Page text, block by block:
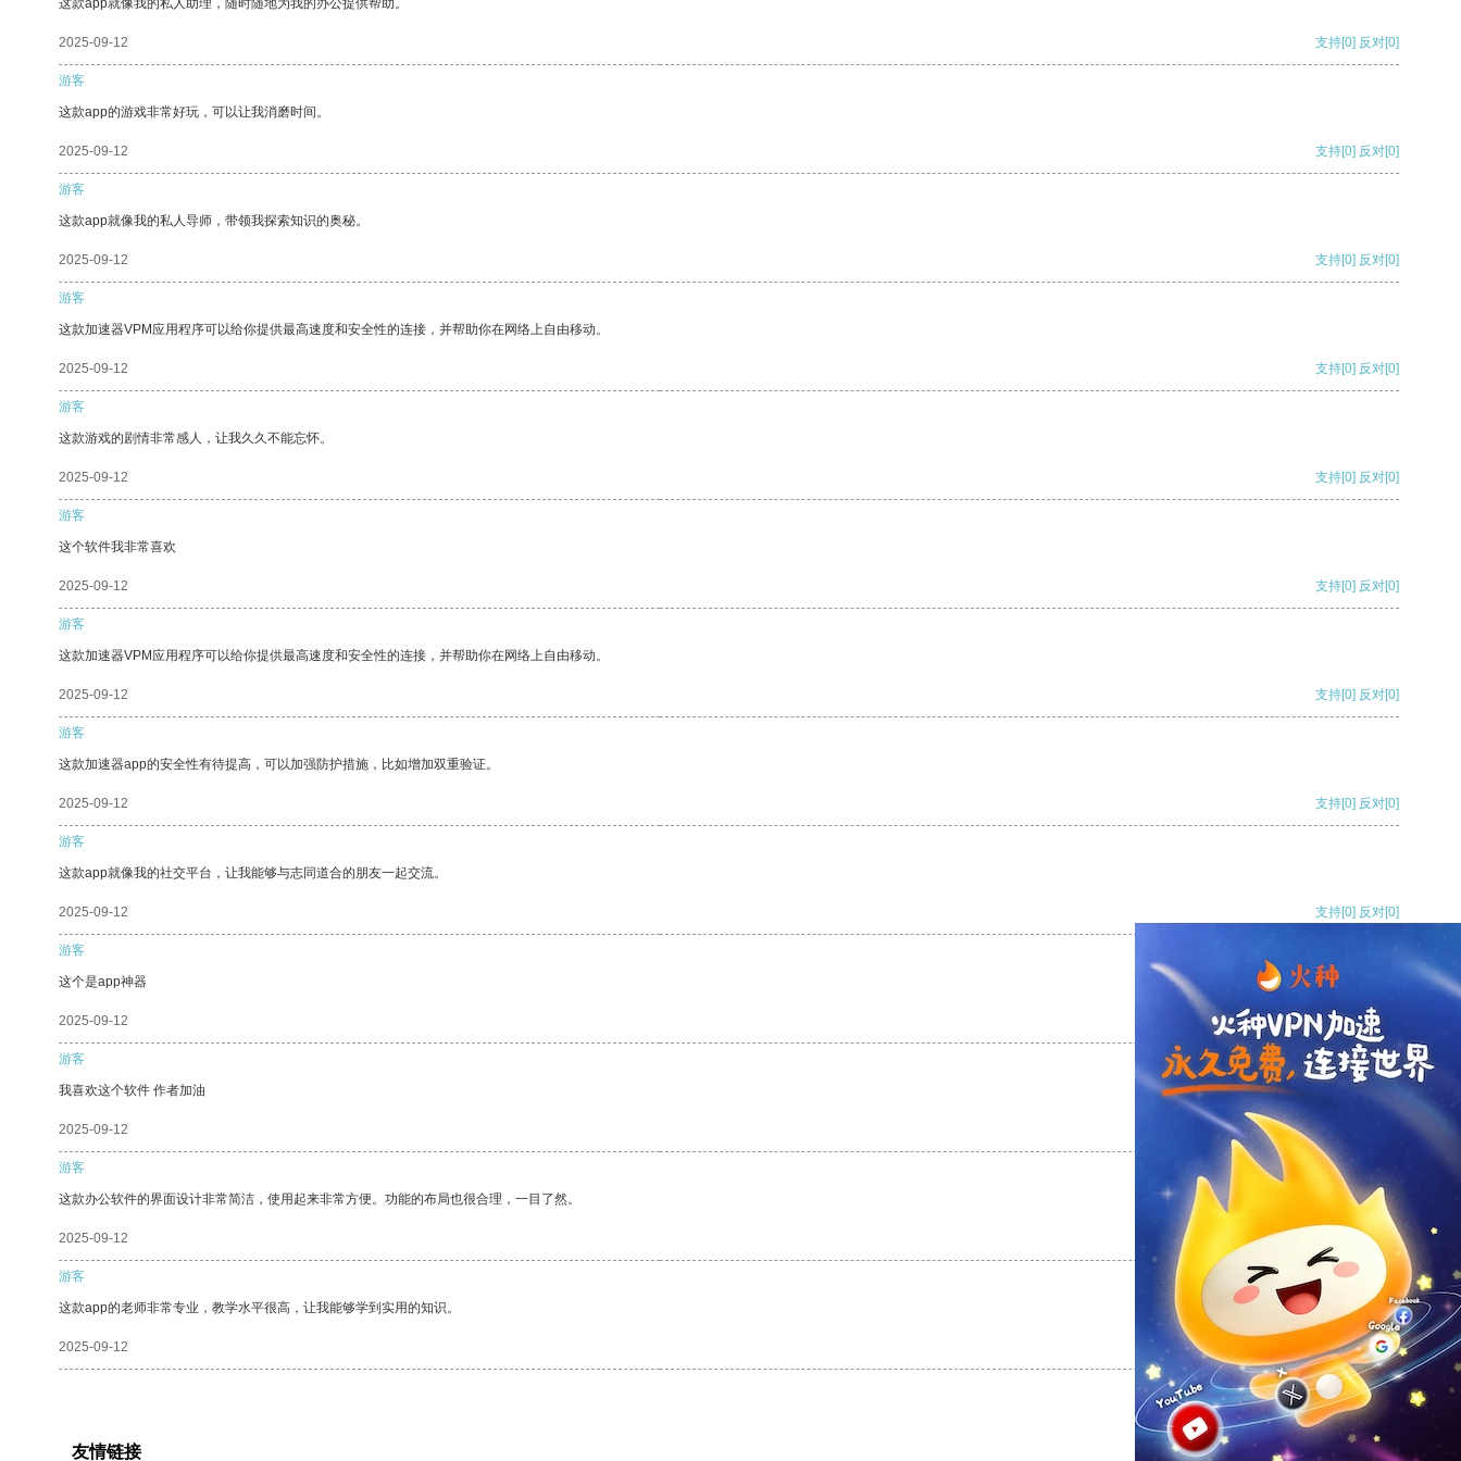
这款app就像我的私人助理，随时随地为我的办公提供帮助。
2025-09-12 支持[0] 反对[0]
游客
这款app的游戏非常好玩，可以让我消磨时间。
2025-09-12 支持[0] 反对[0]
游客
这款app就像我的私人导师，带领我探索知识的奥秘。
2025-09-12 支持[0] 反对[0]
游客
这款加速器VPM应用程序可以给你提供最高速度和安全性的连接，并帮助你在网络上自由移动。
2025-09-12 支持[0] 反对[0]
游客
这款游戏的剧情非常感人，让我久久不能忘怀。
2025-09-12 支持[0] 反对[0]
游客
这个软件我非常喜欢
2025-09-12 支持[0] 反对[0]
游客
这款加速器VPM应用程序可以给你提供最高速度和安全性的连接，并帮助你在网络上自由移动。
2025-09-12 支持[0] 反对[0]
游客
这款加速器app的安全性有待提高，可以加强防护措施，比如增加双重验证。
2025-09-12 支持[0] 反对[0]
游客
这款app就像我的社交平台，让我能够与志同道合的朋友一起交流。
2025-09-12 支持[0] 反对[0]
游客
这个是app神器
2025-09-12 支持[0] 反对
游客
我喜欢这个软件 作者加油
2025-09-12 支持
游客
这款办公软件的界面设计非常简洁，使用起来非常方便。功能的布局也很合理，一目了然。
2025-09-12 反对 [0]
游客
这款app的老师非常专业，教学水平很高，让我能够学到实用的知识。
2025-09-12 支持[0] 反对[0]
友情链接